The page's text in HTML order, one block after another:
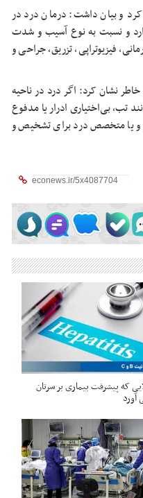
کرد و بیان داشت: درمان درد در
و نسبت به نوع آسیب و شدت
فیزیوتراپی، تزریق، جراحی و
نشان کرد: اگر درد در ناحیه
تب، بی‌اختیاری ادرار یا مدفوع
و یا متخصص درد برای تشخیص و
که پیشرفت بیماری بر سرتان
آورد